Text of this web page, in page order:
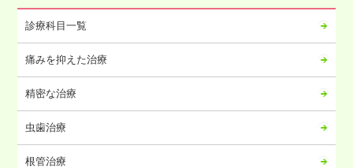
2024年08月
2024年07月
2024年06月
2024年05月
2024年04月
2024年03月
2024年02月
診療科目一覧
痛みを抑えた治療
精密な治療
虫歯治療
根管治療